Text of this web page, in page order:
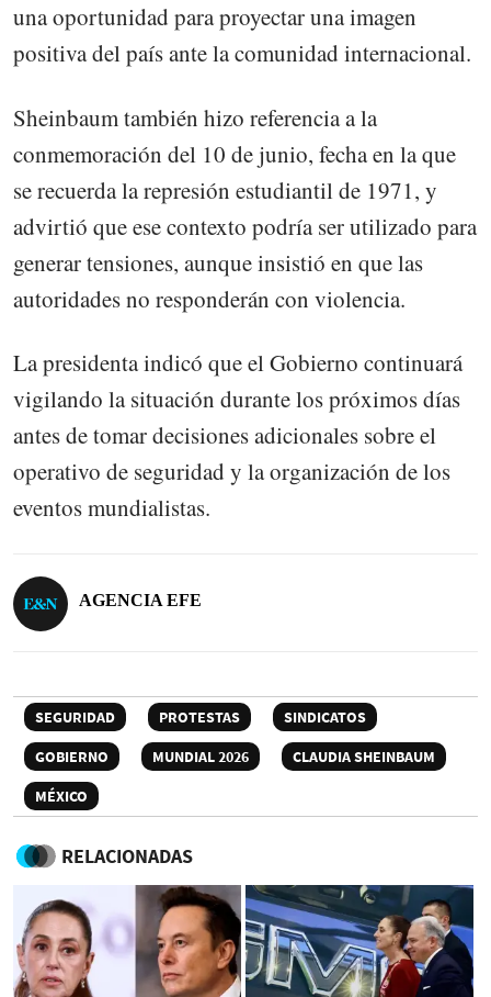
una oportunidad para proyectar una imagen
positiva del país ante la comunidad internacional.
Sheinbaum también hizo referencia a la
conmemoración del 10 de junio, fecha en la que
se recuerda la represión estudiantil de 1971, y
advirtió que ese contexto podría ser utilizado para
generar tensiones, aunque insistió en que las
autoridades no responderán con violencia.
La presidenta indicó que el Gobierno continuará
vigilando la situación durante los próximos días
antes de tomar decisiones adicionales sobre el
operativo de seguridad y la organización de los
eventos mundialistas.
AGENCIA EFE
SEGURIDAD PROTESTAS
SINDICATOS
GOBIERNO
MUNDIAL 2026
CLAUDIA SHEINBAUM
MÉXICO
RELACIONADAS